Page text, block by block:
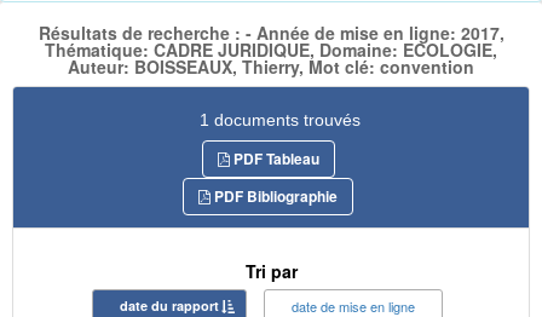
Résultats de recherche : - Année de mise en ligne: 2017,
Thématique: CADRE JURIDIQUE, Domaine: ECOLOGIE,
Auteur: BOISSEAUX, Thierry, Mot clé: convention
1 documents trouvés
PDF Tableau
PDF Bibliographie
Tri par
date du rapport date de mise en ligne